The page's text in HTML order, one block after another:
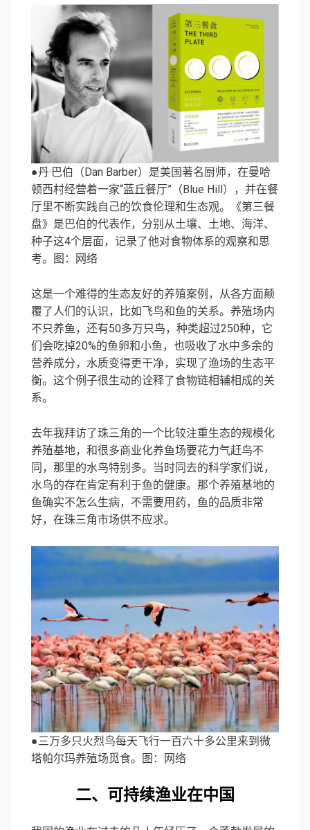
●丹·巴伯（Dan Barber）是美国著名厨师，在曼哈
顿西村经营着一家“蓝丘餐厅”（Blue Hill），并在餐
厅里不断实践自己的饮食伦理和生态观。《第三餐
盘》是巴伯的代表作，分别从土壤、土地、海洋、
种子这4个层面，记录了他对食物体系的观察和思
考。图：网络
这是一个难得的生态友好的养殖案例，从各方面颠
覆了人们的认识，比如飞鸟和鱼的关系。养殖场内
不只养鱼，还有50多万只鸟，种类超过250种，它
们会吃掉20%的鱼卵和小鱼，也吸收了水中多余的
营养成分，水质变得更干净，实现了渔场的生态平
衡。这个例子很生动的诠释了食物链相辅相成的关
系。
去年我拜访了珠三角的一个比较注重生态的规模化
养殖基地，和很多商业化养鱼场要花力气赶鸟不
同，那里的水鸟特别多。当时同去的科学家们说，
水鸟的存在肯定有利于鱼的健康。那个养殖基地的
鱼确实不怎么生病，不需要用药，鱼的品质非常
好，在珠三角市场供不应求。
●三万多只火烈鸟每天飞行一百六十多公里来到微
塔帕尔玛养殖场觅食。图：网络
二、可持续渔业在中国